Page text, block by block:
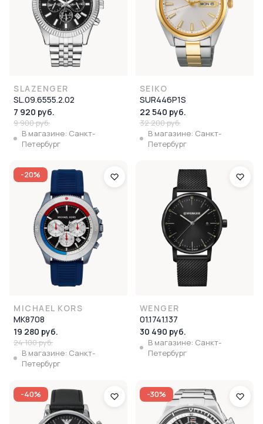
SLAZENGER
SL.09.6555.2.02
7 920 руб.
9 900 руб.
В магазине: Санкт-
Петербург
SEIKO
SUR446P1S
22 540 руб.
32 200 руб.
В магазине: Санкт-
Петербург
-20%
MICHAEL KORS
MK8708
19 280 руб.
24 100 руб.
В магазине: Санкт-
Петербург
WENGER
01.1741.137
30 490 руб.
В магазине: Санкт-
Петербург
-40% -30%